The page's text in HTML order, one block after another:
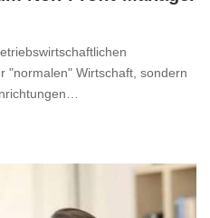
"normalen" Wirtschaft, sondern